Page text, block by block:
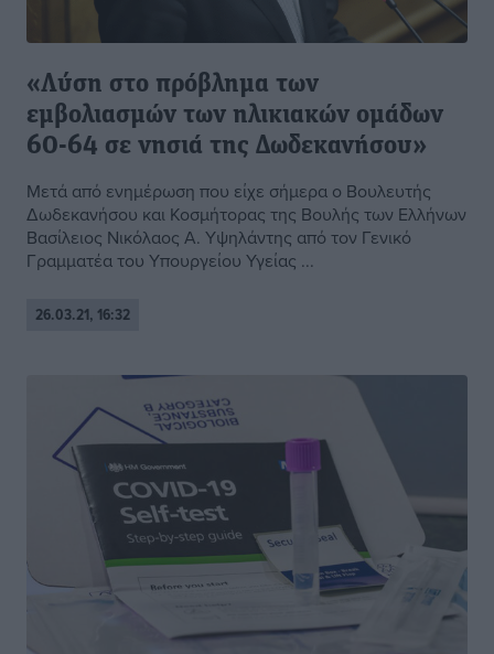
«Λύση στο πρόβλημα των
εμβολιασμών των ηλικιακών ομάδων
60-64 σε νησιά της Δωδεκανήσου»
Μετά από ενημέρωση που είχε σήμερα ο Βουλευτής
Δωδεκανήσου και Κοσμήτορας της Βουλής των Ελλήνων
Βασίλειος Νικόλαος Α. Υψηλάντης από τον Γενικό
Γραμματέα του Υπουργείου Υγείας ...
26.03.21, 16:32